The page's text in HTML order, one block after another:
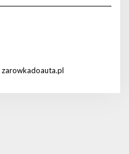
zarowkadoauta.pl